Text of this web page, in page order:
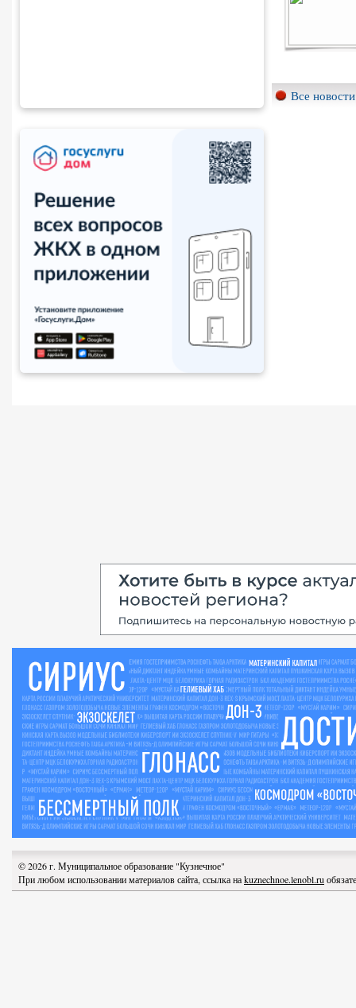
Все новости
© 2026 г. Муниципальное образование "Кузнечное"
При любом использовании материалов сайта, ссылка наkuznechnoe.lenobl.ru